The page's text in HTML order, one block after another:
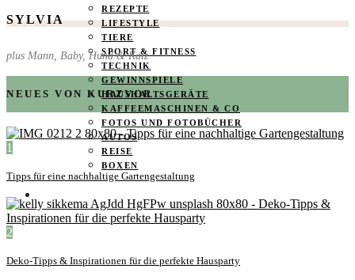
REZEPTE
LIFESTYLE
TIERE
SPORT & FITNESS
TECHNIK
GEWINNSPIELE
HAUSHALTSGERÄTE
KAFFEEMASCHINEN & CO
FOTOS UND FOTOBÜCHER
AUTOS
REISE
BOXEN
SYLVIA
plus Mann, Baby, Hund & Katz
NEUES VON KURZVOR
1
Tipps für eine nachhaltige Gartengestaltung
2
Deko-Tipps & Inspirationen für die perfekte Hausparty